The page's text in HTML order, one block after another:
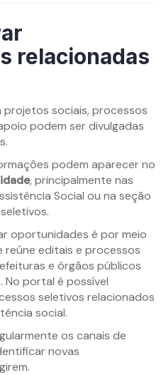
relacionadas
sociais, processos
podem ser divulgadas
podem aparecer no
, principalmente nas
Social ou na seção
oportunidades é por meio
reúne editais e processos
e órgãos públicos
No portal é possível
seletivos relacionados
social.
os canais de
novas